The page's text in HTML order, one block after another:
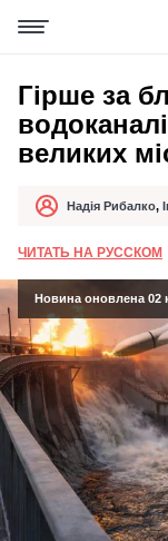
Гірше за
великих
АвторНадія Рибалко,
Дата публікації
ЧИТАТЬ НА РУССКОМ
Новина оновлена 02